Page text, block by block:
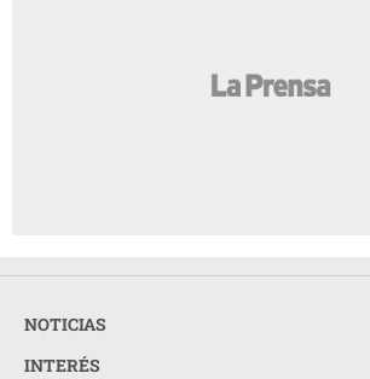
NOTICIAS
INTERÉS